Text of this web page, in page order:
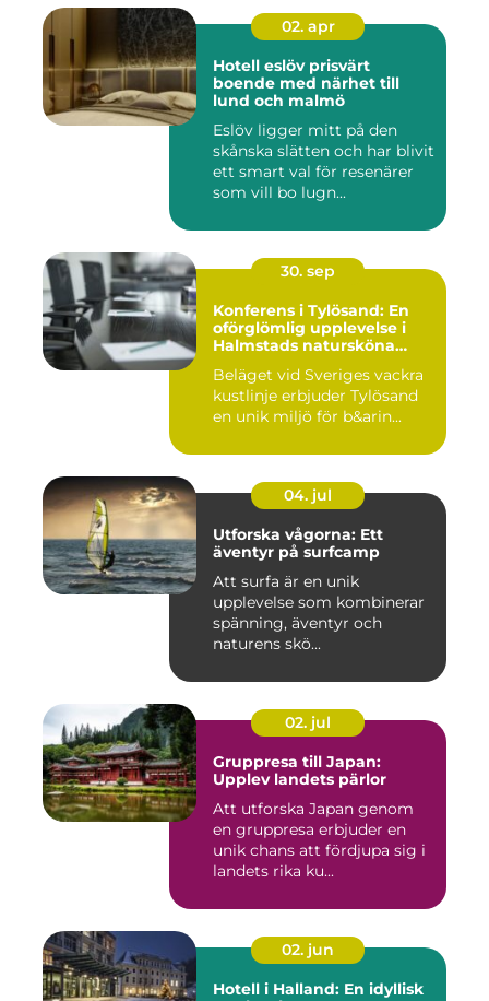
02. apr
Hotell eslöv prisvärt
boende med närhet till
lund och malmö
Eslöv ligger mitt på den
skånska slätten och har blivit
ett smart val för resenärer
som vill bo lugn...
30. sep
Konferens i Tylösand: En
oförglömlig upplevelse i
Halmstads natursköna
Beläget vid Sveriges vackra
kustlinje erbjuder Tylösand
en unik miljö för b&arin...
04. jul
Utforska vågorna: Ett
äventyr på surfcamp
Att surfa är en unik
upplevelse som kombinerar
spänning, äventyr och
naturens skö...
02. jul
Gruppresa till Japan:
Upplev landets pärlor
Att utforska Japan genom
en gruppresa erbjuder en
unik chans att fördjupa sig i
landets rika ku...
02. jun
Hotell i Halland: En idyllisk